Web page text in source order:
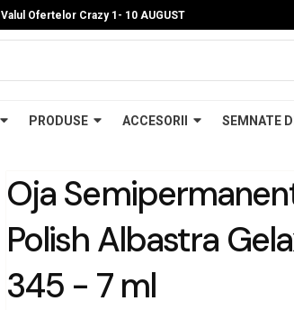
Valul Ofertelor Crazy 1- 10 AUGUST
PRODUSE ACCESORII SEMNATE
Oja
Polish Albastra
345 - 7 ml